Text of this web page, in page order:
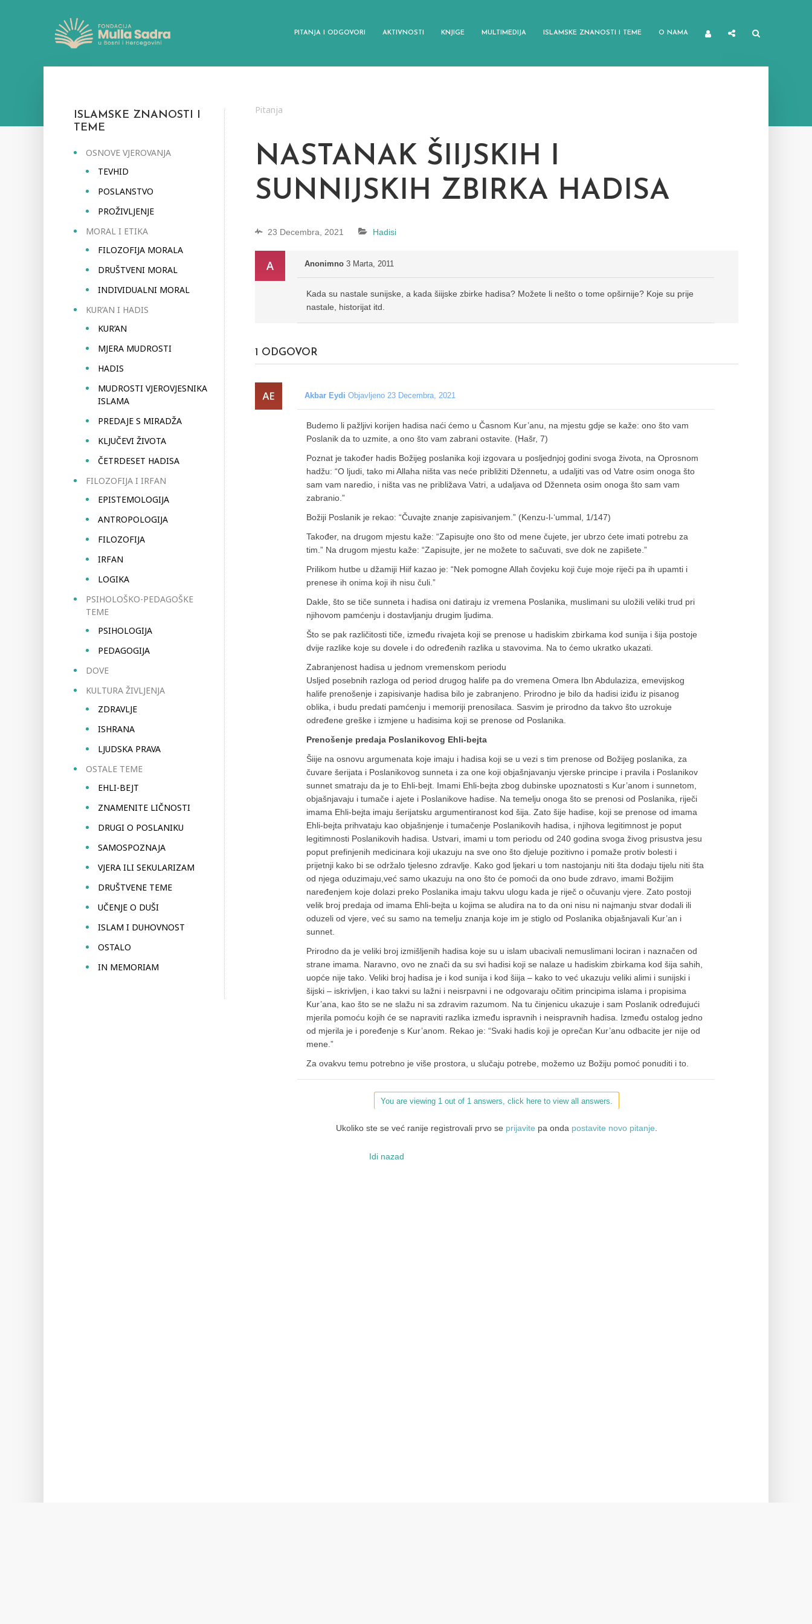
PITANJA I ODGOVORI AKTIVNOSTI KNJIGE MULTIMEDIJA ISLAMSKE ZNANOSTI I TEME O NAMA
ISLAMSKE ZNANOSTI I
TEME
OSNOVE VJEROVANJA
TEVHID
POSLANSTVO
PROŽIVLJENJE
MORAL I ETIKA
FILOZOFIJA MORALA
DRUŠTVENI MORAL
INDIVIDUALNI MORAL
KUR’AN I HADIS
KUR’AN
MJERA MUDROSTI
HADIS
MUDROSTI VJEROVJESNIKA
ISLAMA
PREDAJE S MIRADŽA
KLJUČEVI ŽIVOTA
ČETRDESET HADISA
FILOZOFIJA I IRFAN
EPISTEMOLOGIJA
ANTROPOLOGIJA
FILOZOFIJA
IRFAN
LOGIKA
PSIHOLOŠKO-PEDAGOŠKE
TEME
PSIHOLOGIJA
PEDAGOGIJA
DOVE
KULTURA ŽIVLJENJA
ZDRAVLJE
ISHRANA
LJUDSKA PRAVA
OSTALE TEME
EHLI-BEJT
ZNAMENITE LIČNOSTI
DRUGI O POSLANIKU
SAMOSPOZNAJA
VJERA ILI SEKULARIZAM
DRUŠTVENE TEME
UČENJE O DUŠI
ISLAM I DUHOVNOST
OSTALO
IN MEMORIAM
Pitanja
NASTANAK ŠIIJSKIH I
SUNNIJSKIH ZBIRKA HADISA
23 Decembra, 2021 Hadisi
Anonimno 3 Marta, 2011
Kada su nastale sunijske, a kada šiijske zbirke hadisa? Možete li nešto o tome opširnije? Koje su prije
nastale, historijat itd.
1 ODGOVOR
Akbar Eydi Objavljeno 23 Decembra, 2021
Budemo li pažljivi korijen hadisa naći ćemo u Časnom Kur’anu, na mjestu gdje se kaže: ono što vam
Poslanik da to uzmite, a ono što vam zabrani ostavite. (Hašr, 7)
Poznat je također hadis Božijeg poslanika koji izgovara u posljednjoj godini svoga života, na Oprosnom
hadžu: “O ljudi, tako mi Allaha ništa vas neće približiti Džennetu, a udaljiti vas od Vatre osim onoga što
sam vam naredio, i ništa vas ne približava Vatri, a udaljava od Dženneta osim onoga što sam vam
zabranio.”
Božiji Poslanik je rekao: “Čuvajte znanje zapisivanjem.” (Kenzu-l-‘ummal, 1/147)
Također, na drugom mjestu kaže: “Zapisujte ono što od mene čujete, jer ubrzo ćete imati potrebu za
tim.” Na drugom mjestu kaže: “Zapisujte, jer ne možete to sačuvati, sve dok ne zapišete.”
Prilikom hutbe u džamiji Hiif kazao je: “Nek pomogne Allah čovjeku koji čuje moje riječi pa ih upamti i
prenese ih onima koji ih nisu čuli.”
Dakle, što se tiče sunneta i hadisa oni datiraju iz vremena Poslanika, muslimani su uložili veliki trud pri
njihovom pamćenju i dostavljanju drugim ljudima.
Što se pak različitosti tiče, između rivajeta koji se prenose u hadiskim zbirkama kod sunija i šija postoje
dvije razlike koje su dovele i do određenih razlika u stavovima. Na to ćemo ukratko ukazati.
Zabranjenost hadisa u jednom vremenskom periodu
Usljed posebnih razloga od period drugog halife pa do vremena Omera Ibn Abdulaziza, emevijskog
halife prenošenje i zapisivanje hadisa bilo je zabranjeno. Prirodno je bilo da hadisi iziđu iz pisanog
oblika, i budu predati pamćenju i memoriji prenosilaca. Sasvim je prirodno da takvo što uzrokuje
određene greške i izmjene u hadisima koji se prenose od Poslanika.
Prenošenje predaja Poslanikovog Ehli-bejta
Šiije na osnovu argumenata koje imaju i hadisa koji se u vezi s tim prenose od Božijeg poslanika, za
čuvare šerijata i Poslanikovog sunneta i za one koji objašnjavanju vjerske principe i pravila i Poslanikov
sunnet smatraju da je to Ehli-bejt. Imami Ehli-bejta zbog dubinske upoznatosti s Kur’anom i sunnetom,
objašnjavaju i tumače i ajete i Poslanikove hadise. Na temelju onoga što se prenosi od Poslanika, riječi
imama Ehli-bejta imaju šerijatsku argumentiranost kod šija. Zato šije hadise, koji se prenose od imama
Ehli-bejta prihvataju kao objašnjenje i tumačenje Poslanikovih hadisa, i njihova legitimnost je poput
legitimnosti Poslanikovih hadisa. Ustvari, imami u tom periodu od 240 godina svoga živog prisustva jesu
poput prefinjenih medicinara koji ukazuju na sve ono što djeluje pozitivno i pomaže protiv bolesti i
prijetnji kako bi se održalo tjelesno zdravlje. Kako god ljekari u tom nastojanju niti šta dodaju tijelu niti šta
od njega oduzimaju,već samo ukazuju na ono što će pomoći da ono bude zdravo, imami Božijim
naređenjem koje dolazi preko Poslanika imaju takvu ulogu kada je riječ o očuvanju vjere. Zato postoji
velik broj predaja od imama Ehli-bejta u kojima se aludira na to da oni nisu ni najmanju stvar dodali ili
oduzeli od vjere, već su samo na temelju znanja koje im je stiglo od Poslanika objašnjavali Kur’an i
sunnet.
Prirodno da je veliki broj izmišljenih hadisa koje su u islam ubacivali nemuslimani lociran i naznačen od
strane imama. Naravno, ovo ne znači da su svi hadisi koji se nalaze u hadiskim zbirkama kod šija sahih,
uopće nije tako. Veliki broj hadisa je i kod sunija i kod šiija – kako to već ukazuju veliki alimi i sunijski i
šijski – iskrivljen, i kao takvi su lažni i neisrpavni i ne odgovaraju očitim principima islama i propisima
Kur’ana, kao što se ne slažu ni sa zdravim razumom. Na tu činjenicu ukazuje i sam Poslanik određujući
mjerila pomoću kojih će se napraviti razlika između ispravnih i neispravnih hadisa. Između ostalog jedno
od mjerila je i poređenje s Kur’anom. Rekao je: “Svaki hadis koji je oprečan Kur’anu odbacite jer nije od
mene.”
Za ovakvu temu potrebno je više prostora, u slučaju potrebe, možemo uz Božiju pomoć ponuditi i to.
You are viewing 1 out of 1 answers, click here to view all answers.
Ukoliko ste se već ranije registrovali prvo se prijavite pa onda postavite novo pitanje.
Idi nazad